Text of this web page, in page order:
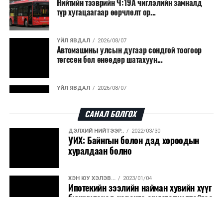
Нийтийн тээврийн Ч:19А чиглэлийн замналд
түр хугацаагаар өөрчлөлт ор...
ҮЙЛ ЯВДАЛ 2026/08/07
Автомашины улсын дугаар сондгой тоогоор
төгссөн бол өнөөдөр шатахуун...
ҮЙЛ ЯВДАЛ 2026/08/07
ДЭЛХИЙ НИЙТЭЭР.. 2026/08/06
“Уралдронзавод” компанийн ерөнхий
захирлын автомашиныг дэлбэлжээ...
ҮЙЛ ЯВДАЛ
Сүхбаатар боомтоор тав хоногт 10 мянга гаруй
САНАЛ БОЛГОХ
ДЭЛХИЙ НИЙТЭЭР.. 2022/03/30
УИХ: Байнгын болон дэд хороодын
хуралдаан болно
ХЭН ЮУ ХЭЛЭВ... 2023/01/04
Ипотекийн зээлийн найман хувийн хүүг